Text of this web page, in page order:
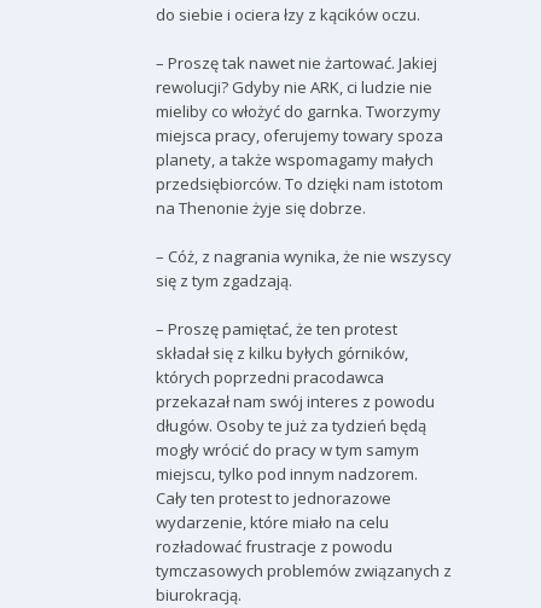
do siebie i ociera łzy z kącików oczu.
– Proszę tak nawet nie żartować. Jakiej
rewolucji? Gdyby nie ARK, ci ludzie nie
mieliby co włożyć do garnka. Tworzymy
miejsca pracy, oferujemy towary spoza
planety, a także wspomagamy małych
przedsiębiorców. To dzięki nam istotom
na Thenonie żyje się dobrze.
– Cóż, z nagrania wynika, że nie wszyscy
się z tym zgadzają.
– Proszę pamiętać, że ten protest
składał się z kilku byłych górników,
których poprzedni pracodawca
przekazał nam swój interes z powodu
długów. Osoby te już za tydzień będą
mogły wrócić do pracy w tym samym
miejscu, tylko pod innym nadzorem.
Cały ten protest to jednorazowe
wydarzenie, które miało na celu
rozładować frustracje z powodu
tymczasowych problemów związanych z
biurokracją.